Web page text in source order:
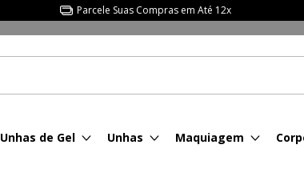
Parcele Suas Compras em Até 12x
Unhas de Gel Unhas Maquiagem